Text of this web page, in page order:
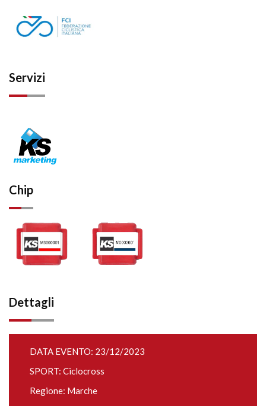
Servizi
Chip
Dettagli
DATA EVENTO: 23/12/2023
SPORT: Ciclocross
Regione: Marche